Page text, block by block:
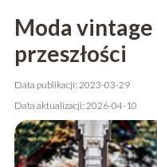
Moda
przeszłości
Data publikacji: 2023-03-29
Data aktualizacji: 2026-04-10